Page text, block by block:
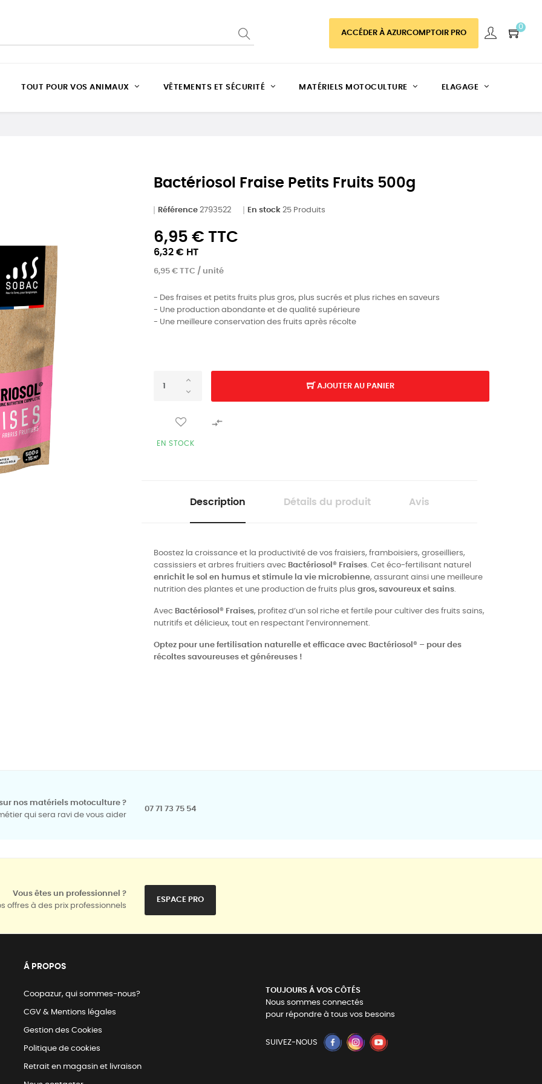
ACCÉDER À AZURCOMPTOIR PRO
0
TOUT POUR VOS ANIMAUX VÊTEMENTS ET SÉCURITÉ MATÉRIELS MOTOCULTURE ELAGAGE
Bactériosol Fraise Petits Fruits 500g
Référence 2793522 En stock 25 Produits
6,95 € TTC
6,32 € HT
6,95 € TTC / unité
- Des fraises et petits fruits plus gros, plus sucrés et plus riches en saveurs
- Une production abondante et de qualité supérieure
- Une meilleure conservation des fruits après récolte
AJOUTER AU PANIER

EN STOCK
Description Détails du produit Avis
Boostez la croissance et la productivité de vos fraisiers, framboisiers, groseilliers,
cassissiers et arbres fruitiers avec Bactériosol® Fraises. Cet éco-fertilisant naturel
enrichit le sol en humus et stimule la vie microbienne, assurant ainsi une meilleure
nutrition des plantes et une production de fruits plus gros, savoureux et sains.
Avec Bactériosol® Fraises, profitez d’un sol riche et fertile pour cultiver des fruits sains,
nutritifs et délicieux, tout en respectant l’environnement.
Optez pour une fertilisation naturelle et efficace avec Bactériosol® – pour des
récoltes savoureuses et généreuses !
nos matériels motoculture ?
qui sera ravi de vous aider
07 71 73 75 54
Vous êtes un professionnel ?
offres à des prix professionnels
ESPACE PRO
Á PROPOS
Coopazur, qui sommes-nous?
CGV & Mentions légales
Gestion des Cookies
Politique de cookies
Retrait en magasin et livraison
TOUJOURS Á VOS CÔTÉS
Nous sommes connectés
pour répondre à tous vos besoins
SUIVEZ-NOUS